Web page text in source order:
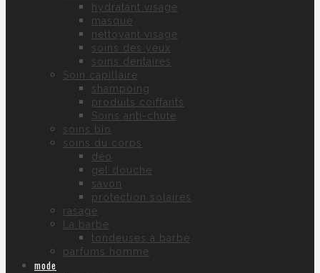
hydratant visage
masque
nettoyant visage
soins des yeux
soins dentaires
Soin capillaire
shampoing
produits coiffants
Soins anti-chute
soins bio
soins du corps
déo
gel douche
savon
protection solaires
rasage
La barbe
tondeuses à barbe
parfums homme
mode